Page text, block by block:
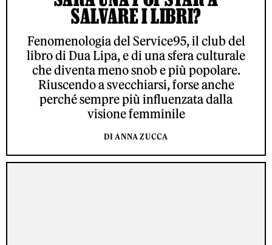
SALVARE I LIBRI?
Fenomenologia del Service95, il club del
libro di Dua Lipa, e di una sfera culturale
che diventa meno snob e più popolare.
Riuscendo a svecchiarsi, forse anche
perché sempre più influenzata dalla
visione femminile
DI ANNA ZUCCA